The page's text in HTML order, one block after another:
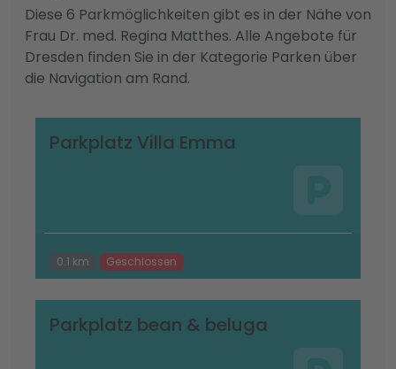
Diese 6 Parkmöglichkeiten gibt es in der Nähe von
Frau Dr. med. Regina Matthes. Alle Angebote für
Dresden finden Sie in der Kategorie Parken über
die Navigation am Rand.
Parkplatz Villa Emma
0.1 km Geschlossen
Parkplatz bean & beluga